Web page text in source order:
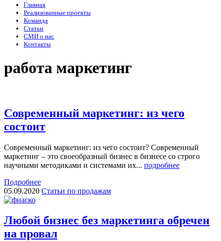
Главная
Реализованные проекты
Команда
Статьи
СМИ о нас
Контакты
работа маркетинг
Современный маркетинг: из чего
состоит
Современный маркетинг: из чего состоит? Современный
маркетинг – это своеобразный бизнес в бизнесе со строго
научными методиками и системами их... подробнее
Подробнее
05.09.2020 Статьи по продажам
Любой бизнес без маркетинга обречен
на провал